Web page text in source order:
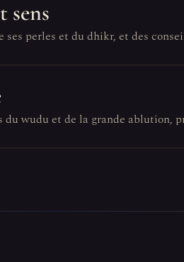
sens
perles et du dhikr, et des
wudu et de la grande ablution,